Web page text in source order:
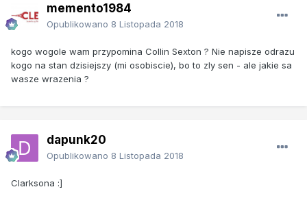
memento1984
Opublikowano 8 Listopada 2018
kogo wogole wam przypomina Collin Sexton ? Nie napisze odrazu
kogo na stan dzisiejszy (mi osobiscie), bo to zly sen - ale jakie sa
wasze wrazenia ?
dapunk20
Opublikowano 8 Listopada 2018
Clarksona :]